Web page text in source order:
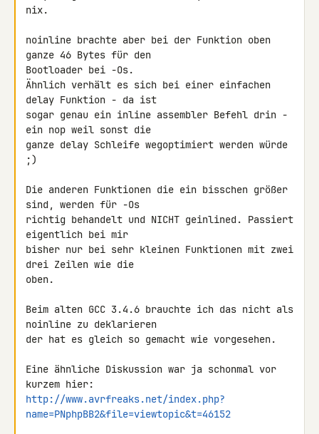
nix.
noinline brachte aber bei der Funktion oben
ganze 46 Bytes für den
Bootloader bei -Os.
Ähnlich verhält es sich bei einer einfachen
delay Funktion - da ist
sogar genau ein inline assembler Befehl drin -
ein nop weil sonst die
ganze delay Schleife wegoptimiert werden würde
;)
Die anderen Funktionen die ein bisschen größer
sind, werden für -Os
richtig behandelt und NICHT geinlined. Passiert
eigentlich bei mir
bisher nur bei sehr kleinen Funktionen mit zwei
drei Zeilen wie die
oben.
Beim alten GCC 3.4.6 brauchte ich das nicht als
noinline zu deklarieren
der hat es gleich so gemacht wie vorgesehen.
Eine ähnliche Diskussion war ja schonmal vor
http://www.avrfreaks.net/index.php?
name=PNphpBB2&file=viewtopic&t=46152